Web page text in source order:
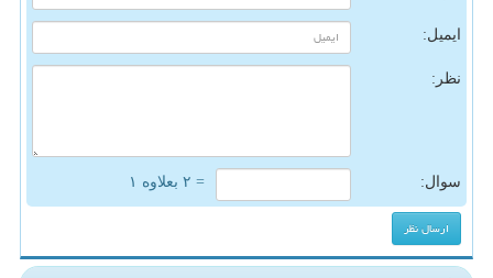
ایمیل:
نظر:
سوال: = ۲ بعلاوه ۱